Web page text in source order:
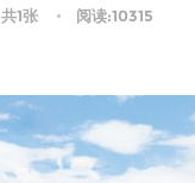
共1张 阅读:10315